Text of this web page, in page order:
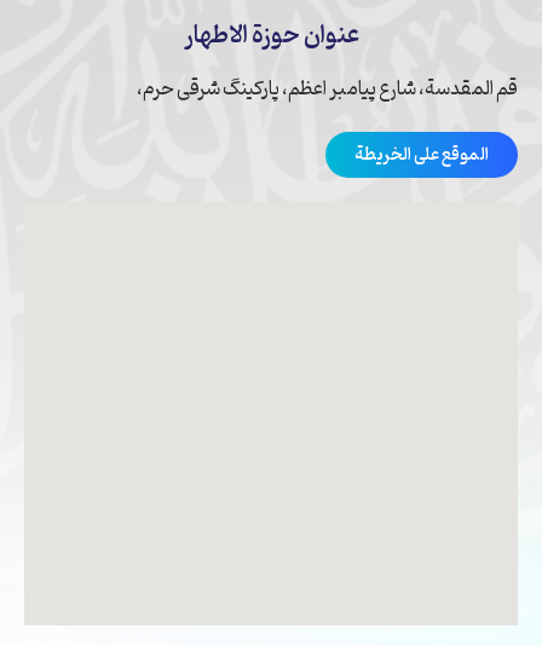
عنوان حوزة الاطهار
قم المقدسة، شارع پیامبر اعظم، پارکینگ شرقی حرم،
الموقع على الخريطة